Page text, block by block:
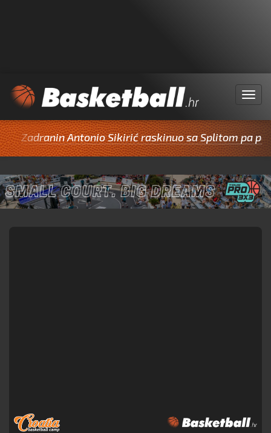
Menu
Antonio Sikirić raskinuo sa Splitom pa